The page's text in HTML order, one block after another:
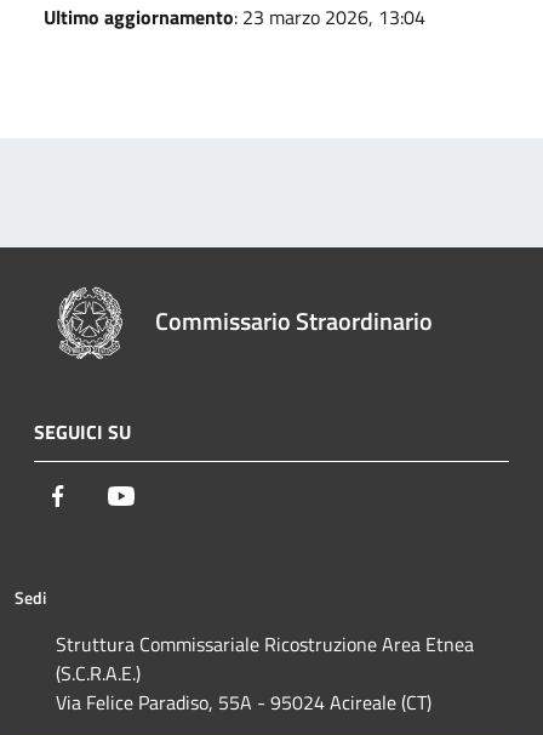
Ultimo aggiornamento: 23 marzo 2026, 13:04
Commissario Straordinario
SEGUICI SU
Facebook
Sedi
Struttura Commissariale Ricostruzione Area Etnea
(S.C.R.A.E.)
Via Felice Paradiso, 55A - 95024 Acireale (CT)